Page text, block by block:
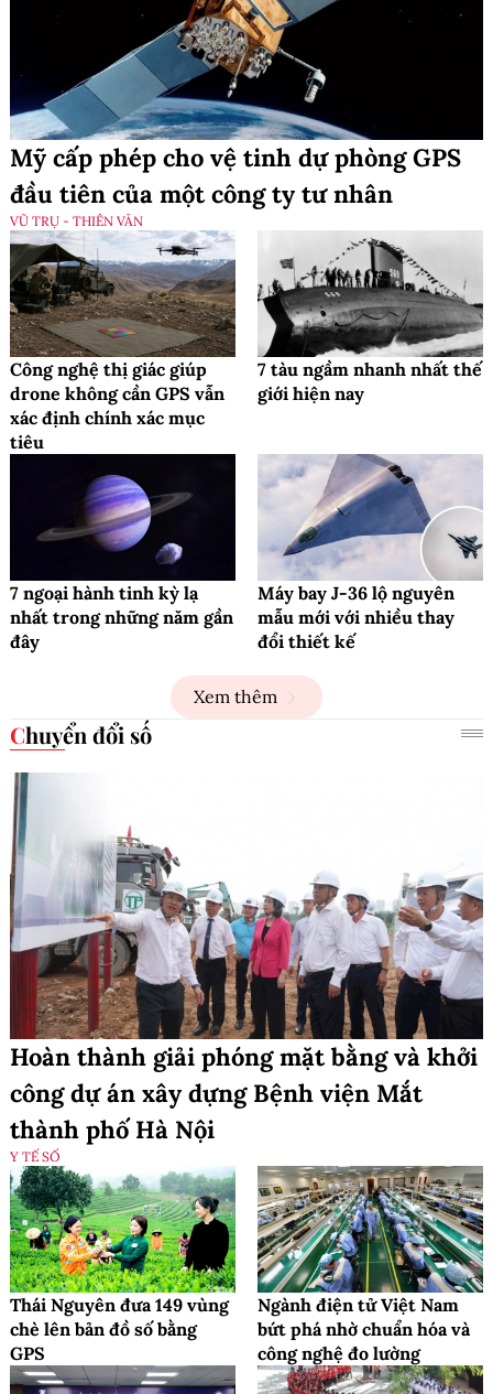
Mỹ cấp phép cho vệ tinh dự phòng GPS
đầu tiên của một công ty tư nhân
VŨ TRỤ - THIÊN VĂN
Công nghệ thị giác giúp
drone không cần GPS vẫn
xác định chính xác mục
tiêu
7 tàu ngầm nhanh nhất thế
giới hiện nay
7 ngoại hành tinh kỳ lạ
nhất trong những năm gần
đây
Máy bay J-36 lộ nguyên
mẫu mới với nhiều thay
đổi thiết kế
Xem thêm
Chuyển đổi số
Hoàn thành giải phóng mặt bằng và khởi
công dự án xây dựng Bệnh viện Mắt
thành phố Hà Nội
Y TẾ SỐ
Thái Nguyên đưa 149 vùng
chè lên bản đồ số bằng
GPS
Ngành điện tử Việt Nam
bứt phá nhờ chuẩn hóa và
công nghệ đo lường